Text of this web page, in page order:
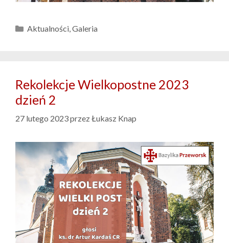
Kategorie
Aktualności,Galeria
Rekolekcje Wielkopostne 2023
dzień 2
27 lutego 2023przezŁukasz Knap